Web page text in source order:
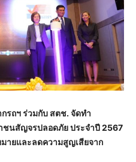
รถฯ ร่วมกับ สตช. จัดทำ
ชนสัญจรปลอดภัยประจำปี2567
มายและลดความสูญเสียจาก